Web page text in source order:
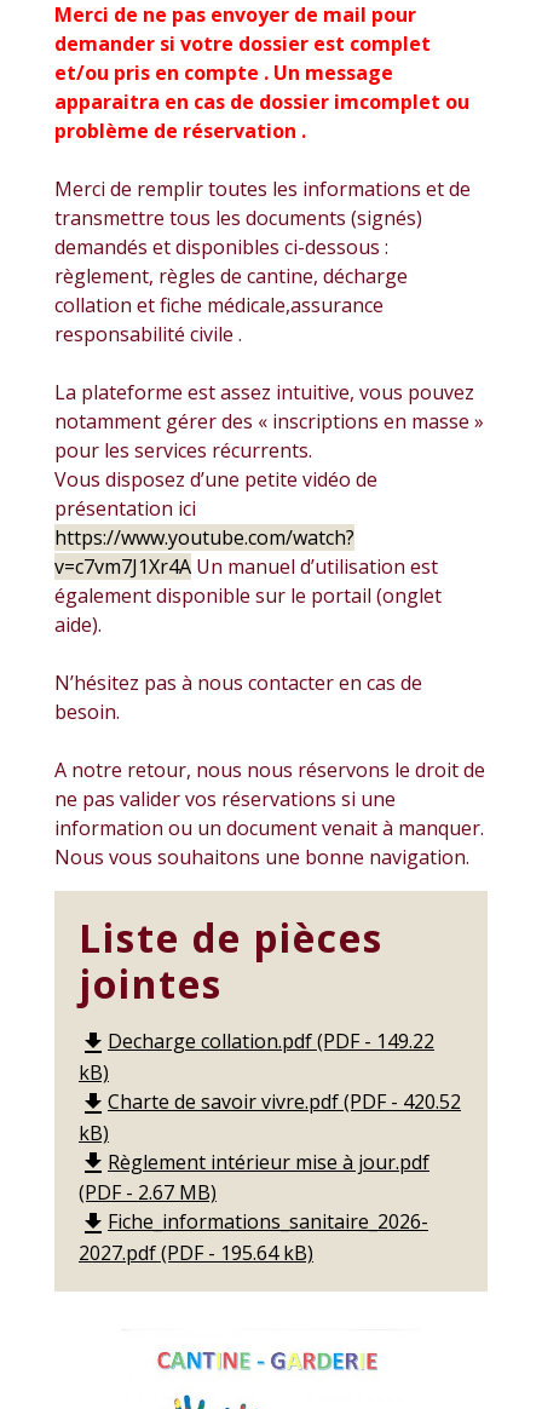
Merci de ne pas envoyer de mail pour
demander si votre dossier est complet
et/ou pris en compte . Un message
apparaitra en cas de dossier imcomplet ou
problème de réservation .
Merci de remplir toutes les informations et de
transmettre tous les documents (signés)
demandés et disponibles ci-dessous :
règlement, règles de cantine, décharge
collation et fiche médicale,assurance
responsabilité civile .
La plateforme est assez intuitive, vous pouvez
notamment gérer des « inscriptions en masse »
pour les services récurrents.
Vous disposez d’une petite vidéo de
présentation ici
https://www.youtube.com/watch?
v=c7vm7J1Xr4A Un manuel d’utilisation est
également disponible sur le portail (onglet
aide).
N’hésitez pas à nous contacter en cas de
besoin.
A notre retour, nous nous réservons le droit de
ne pas valider vos réservations si une
information ou un document venait à manquer.
Nous vous souhaitons une bonne navigation.
Liste de pièces
jointes
file_download Decharge collation.pdf (PDF - 149.22
kB)
file_download Charte de savoir vivre.pdf (PDF - 420.52
kB)
file_download Règlement intérieur mise à jour.pdf
(PDF - 2.67 MB)
file_download Fiche_informations_sanitaire_2026-
2027.pdf (PDF - 195.64 kB)